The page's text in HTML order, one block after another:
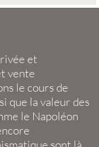
et
vente
le cours de
que la valeur des
le Napoléon